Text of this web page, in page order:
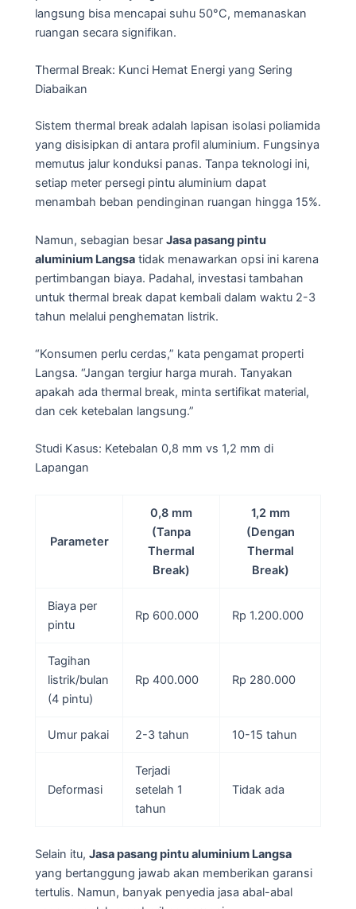
langsung bisa mencapai suhu 50°C, memanaskan
ruangan secara signifikan.
Thermal Break: Kunci Hemat Energi yang Sering
Diabaikan
Sistem thermal break adalah lapisan isolasi poliamida
yang disisipkan di antara profil aluminium. Fungsinya
memutus jalur konduksi panas. Tanpa teknologi ini,
setiap meter persegi pintu aluminium dapat
menambah beban pendinginan ruangan hingga 15%.
Namun, sebagian besar Jasa pasang pintu
aluminium Langsa tidak menawarkan opsi ini karena
pertimbangan biaya. Padahal, investasi tambahan
untuk thermal break dapat kembali dalam waktu 2-3
tahun melalui penghematan listrik.
“Konsumen perlu cerdas,” kata pengamat properti
Langsa. “Jangan tergiur harga murah. Tanyakan
apakah ada thermal break, minta sertifikat material,
dan cek ketebalan langsung.”
Studi Kasus: Ketebalan 0,8 mm vs 1,2 mm di
Lapangan
Parameter
0,8 mm
(Tanpa
Thermal
Break)
1,2 mm
(Dengan
Thermal
Break)
Biaya per
pintu
Rp 600.000 Rp 1.200.000
Tagihan
listrik/bulan
(4 pintu)
Rp 400.000 Rp 280.000
Umur pakai 2-3 tahun 10-15 tahun
Deformasi
Terjadi
setelah 1
tahun
Tidak ada
Selain itu, Jasa pasang pintu aluminium Langsa
yang bertanggung jawab akan memberikan garansi
tertulis. Namun, banyak penyedia jasa abal-abal